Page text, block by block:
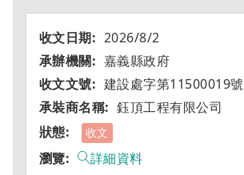
2026/8/2
嘉義縣政府
建設處字第11500019號
鈺頂工程有限公司
收文
詳細資料